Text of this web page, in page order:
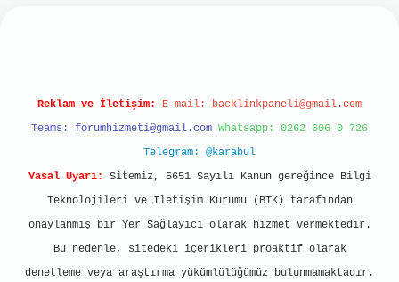
Reklam ve İletişim: E-mail: backlinkpaneli@gmail.com
Teams: forumhizmeti@gmail.com Whatsapp: 0262 606 0 726
Telegram: @karabul
Yasal Uyarı:
Sitemiz, 5651 Sayılı Kanun gereğince Bilgi
Teknolojileri ve İletişim Kurumu (BTK) tarafından
onaylanmış bir Yer Sağlayıcı olarak hizmet vermektedir.
Bu nedenle, sitedeki içerikleri proaktif olarak
denetleme veya araştırma yükümlülüğümüz bulunmamaktadır.